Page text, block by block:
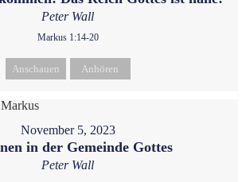
Peter Wall
Markus 1:14-20
Anschauen Anhören
November 5, 2023
in der Gemeinde Gottes
Peter Wall